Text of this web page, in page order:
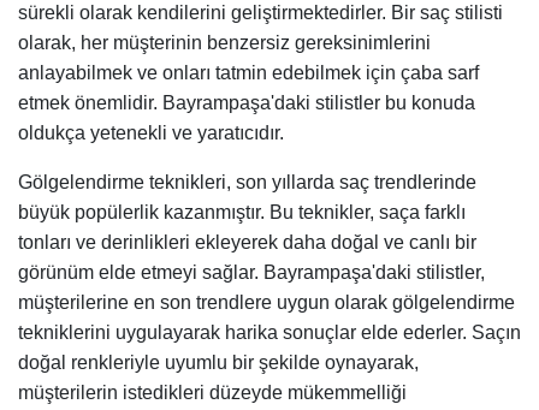
sürekli olarak kendilerini geliştirmektedirler. Bir saç stilisti
olarak, her müşterinin benzersiz gereksinimlerini
anlayabilmek ve onları tatmin edebilmek için çaba sarf
etmek önemlidir. Bayrampaşa'daki stilistler bu konuda
oldukça yetenekli ve yaratıcıdır.
Gölgelendirme teknikleri, son yıllarda saç trendlerinde
büyük popülerlik kazanmıştır. Bu teknikler, saça farklı
tonları ve derinlikleri ekleyerek daha doğal ve canlı bir
görünüm elde etmeyi sağlar. Bayrampaşa'daki stilistler,
müşterilerine en son trendlere uygun olarak gölgelendirme
tekniklerini uygulayarak harika sonuçlar elde ederler. Saçın
doğal renkleriyle uyumlu bir şekilde oynayarak,
müşterilerin istedikleri düzeyde mükemmelliği